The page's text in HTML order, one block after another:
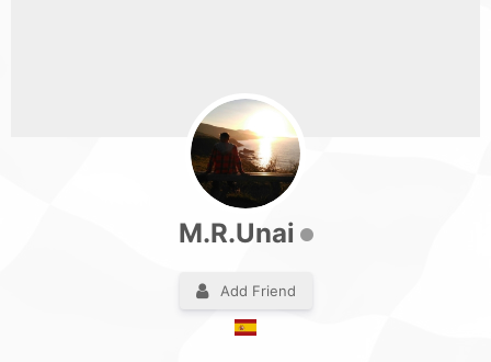
M.R.Unai
Add Friend